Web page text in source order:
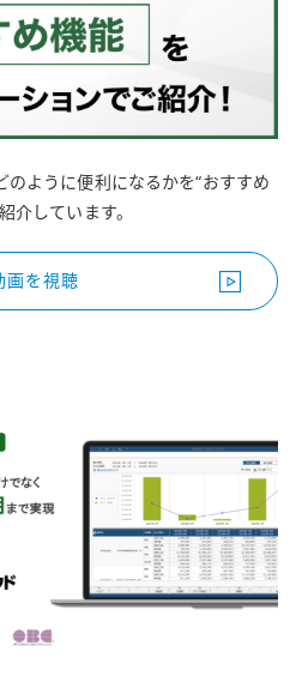
のように便利になるかを“おすすめ
介しています。
画を視聴